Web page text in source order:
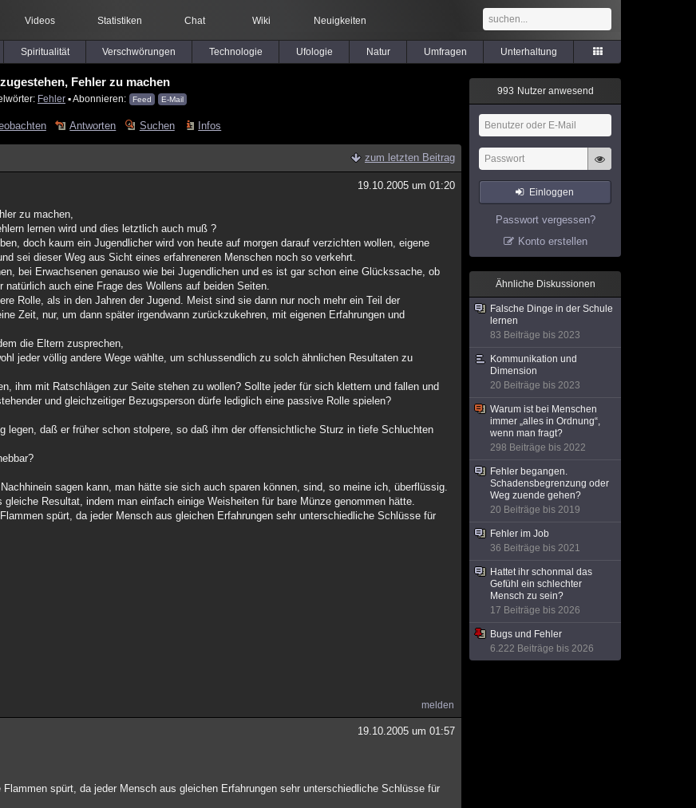
Videos Statistiken Chat Wiki Neuigkeiten
Spiritualität Verschwörungen Technologie Ufologie Natur Umfragen Unterhaltung
Fehler zu machen
Fehler ▪ Abonnieren: Feed E-Mail
Antworten Suchen Infos
zum letzten Beitrag
19.10.2005 um 01:20
zu machen,
lernen wird und dies letztlich auch muß ?
doch kaum ein Jugendlicher wird von heute auf morgen darauf verzichten wollen, eigene
sei dieser Weg aus Sicht eines erfahreneren Menschen noch so verkehrt.
bei Erwachsenen genauso wie bei Jugendlichen und es ist gar schon eine Glückssache, ob
natürlich auch eine Frage des Wollens auf beiden Seiten.
Rolle, als in den Jahren der Jugend. Meist sind sie dann nur noch mehr ein Teil der
Zeit, nur, um dann später irgendwann zurückzukehren, mit eigenen Erfahrungen und
die Eltern zusprechen,
jeder völlig andere Wege wählte, um schlussendlich zu solch ähnlichen Resultaten zu
ihm mit Ratschlägen zur Seite stehen zu wollen? Sollte jeder für sich klettern und fallen und
und gleichzeitiger Bezugsperson dürfe lediglich eine passive Rolle spielen?
legen, daß er früher schon stolpere, so daß ihm der offensichtliche Sturz in tiefe Schluchten
sagen kann, man hätte sie sich auch sparen können, sind, so meine ich, überflüssig.
Resultat, indem man einfach einige Weisheiten für bare Münze genommen hätte.
spürt, da jeder Mensch aus gleichen Erfahrungen sehr unterschiedliche Schlüsse für
melden
19.10.2005 um 01:57
spürt, da jeder Mensch aus gleichen Erfahrungen sehr unterschiedliche Schlüsse für
993 Nutzer anwesend
Einloggen
Passwort vergessen?
Konto erstellen
Ähnliche Diskussionen
Falsche Dinge in der Schule
lernen
83 Beiträge bis 2023
Kommunikation und
Dimension
20 Beiträge bis 2023
Warum ist bei Menschen
immer „alles in Ordnung“,
wenn man fragt?
298 Beiträge bis 2022
Fehler begangen.
Schadensbegrenzung oder
Weg zuende gehen?
20 Beiträge bis 2019
Fehler im Job
36 Beiträge bis 2021
Hattet ihr schonmal das
Gefühl ein schlechter
Mensch zu sein?
17 Beiträge bis 2026
Bugs und Fehler
6.222 Beiträge bis 2026